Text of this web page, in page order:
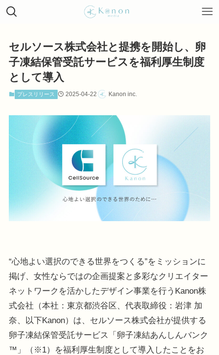
セルソース株式会社と提携を開始し、卵
子凍結保管受託サービスを福利厚生制度
として導入
プレスリリース 2025-04-22 Kanon inc.
“心地よい選択のできる世界をつくる”をミッションに
掲げ、女性ならではの企画提案と多彩なクリエイター
ネットワークを活かしたデザイン事業を行うKanon株
式会社（本社：東京都渋谷区、代表取締役：岩津 加
奈、以下Kanon）は、セルソース株式会社が提供する
卵子凍結保管受託サービス「卵子凍結あんしんバンク
™」（※1）を福利厚生制度として導入したことをお